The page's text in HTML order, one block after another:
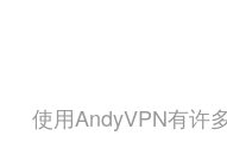
使用AndyVPN有许